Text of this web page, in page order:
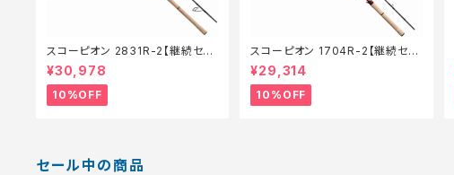
スコーピオン 2831R-2【継続セー
ル_ロッド】【10】
¥30,978
10%OFF
スコーピオン 1704R-2【継続セー
ル_ロッド】【10】
¥29,314
10%OFF
セール中の商品